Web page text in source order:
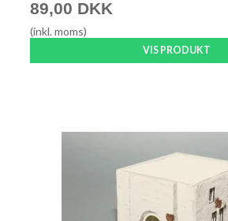
89,00 DKK
(inkl. moms)
VIS PRODUKT